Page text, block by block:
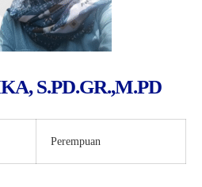
S.PD.GR.,M.PD
Perempuan